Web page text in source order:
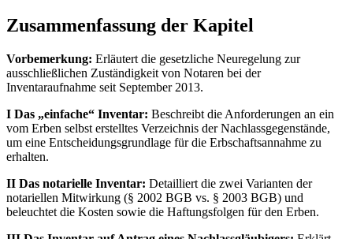
Zusammenfassung der Kapitel
Vorbemerkung: Erläutert die gesetzliche Neuregelung zur
ausschließlichen Zuständigkeit von Notaren bei der
Inventaraufnahme seit September 2013.
I Das „einfache“ Inventar: Beschreibt die Anforderungen an ein
vom Erben selbst erstelltes Verzeichnis der Nachlassgegenstände,
um eine Entscheidungsgrundlage für die Erbschaftsannahme zu
erhalten.
II Das notarielle Inventar: Detailliert die zwei Varianten der
notariellen Mitwirkung (§ 2002 BGB vs. § 2003 BGB) und
beleuchtet die Kosten sowie die Haftungsfolgen für den Erben.